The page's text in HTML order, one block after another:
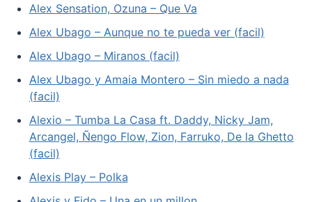
Alex Sensation, Ozuna – Que Va
Alex Ubago – Aunque no te pueda ver (facil)
Alex Ubago – Miranos (facil)
Alex Ubago y Amaia Montero – Sin miedo a nada
(facil)
Alexio – Tumba La Casa ft. Daddy, Nicky Jam,
Arcangel, Ñengo Flow, Zion, Farruko, De la Ghetto
(facil)
Alexis Play – Polka